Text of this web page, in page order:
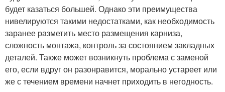
будет казаться большей. Однако эти преимущества
нивелируются такими недостатками, как необходимость
заранее разметить место размещения карниза,
сложность монтажа, контроль за состоянием закладных
деталей. Также может возникнуть проблема с заменой
его, если вдруг он разонравится, морально устареет или
же с течением времени начнет приходить в негодность.